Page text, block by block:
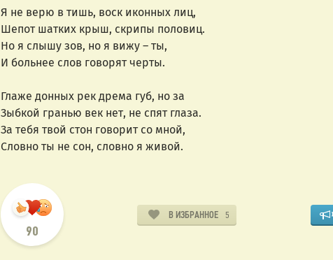
Я не верю в тишь, воск иконных лиц,
Шепот шатких крыш, скрипы половиц.
Но я слышу зов, но я вижу – ты,
И больнее слов говорят черты.
Глаже донных рек дрема губ, но за
Зыбкой гранью век нет, не спят глаза.
За тебя твой стон говорит со мной,
Словно ты не сон, словно я живой.
90
В ИЗБРАННОЕ 5